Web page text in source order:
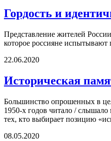
Гордость и
Представление жителей
которое россияне испытывают
22.06.2020
Историческая
Большинство опрошенных в
1950-х годов читало / слышало
тех, кто выбирает позицию
08.05.2020